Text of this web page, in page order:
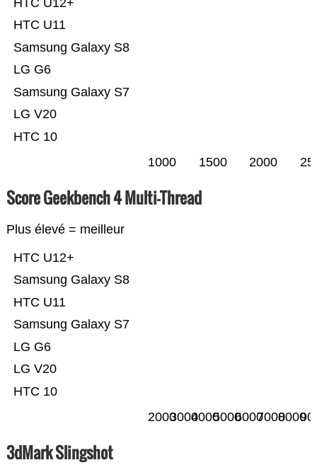
HTC 10
LG V20
Samsung Galaxy S7
LG G6
Samsung Galaxy S8
HTC U11
HTC U12+
1000 1500 2000
Score Geekbench 4 Multi-Thread
Plus élevé = meilleur
HTC 10
LG V20
LG G6
Samsung Galaxy S7
HTC U11
Samsung Galaxy S8
HTC U12+
2000300040005000600070008000
3dMark Slingshot